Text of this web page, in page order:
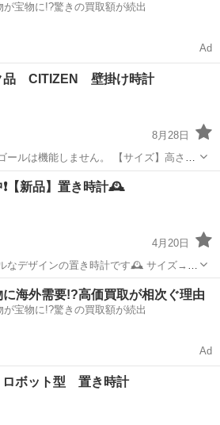
が宝物に!?驚きの買取額が続出
Ad
品 CITIZEN 壁掛け時計
8月28日
しません。 【サイズ】高さ：
10cm （大体です） 【希望取引場
が優先となります。 (発送等は、
時計 CITIZEN
❗【新品】置き時計🕰
4月20日
ザインの置き時計です🕰 サイズ→直
時計 置き時計
に海外需要!?高価買取が相次ぐ理由
が宝物に!?驚きの買取額が続出
Ad
ボット型 置き時計